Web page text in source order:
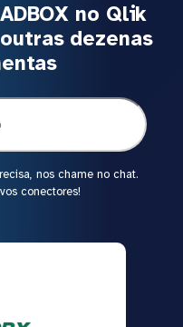
no Qlik
dezenas
nos chame no chat.
conectores!